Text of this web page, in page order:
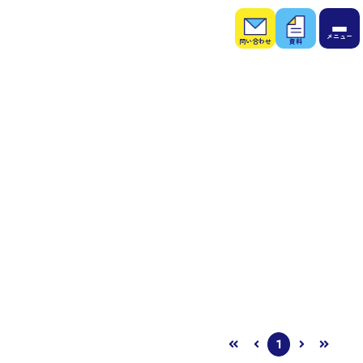
お問
い合
わせ
お役
立ち
資料
1